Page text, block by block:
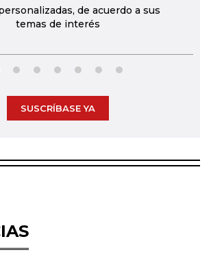
de acuerdo a sus
temas de interés
SUSCRÍBASE YA